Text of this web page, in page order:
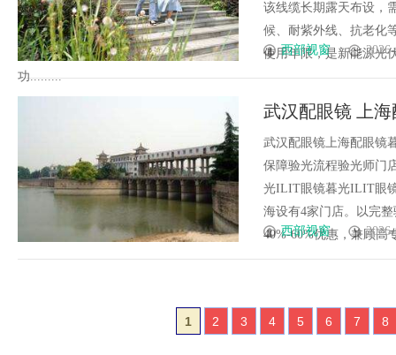
该线缆长期露天布设，
候、耐紫外线、抗老化
使用年限，是新能源光
功.........
西部视窗
武汉配眼镜 上
武汉配眼镜上海配眼镜
保障验光流程验光师门
光ILIT眼镜暮光ILIT眼
海设有4家门店。以完
40%-60%优惠，兼顾高
西部视窗
1 2 3 4 5 6 7 8